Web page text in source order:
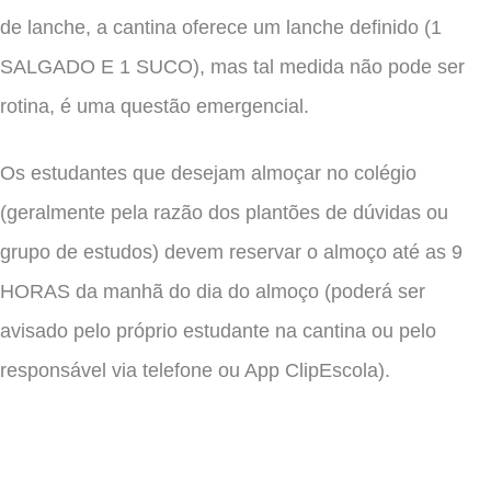
de lanche, a cantina oferece um lanche definido (1
SALGADO E 1 SUCO), mas tal medida não pode ser
rotina, é uma questão emergencial.
Os estudantes que desejam almoçar no colégio
(geralmente pela razão dos plantões de dúvidas ou
grupo de estudos) devem reservar o almoço até as 9
HORAS da manhã do dia do almoço (poderá ser
avisado pelo próprio estudante na cantina ou pelo
responsável via telefone ou App ClipEscola).